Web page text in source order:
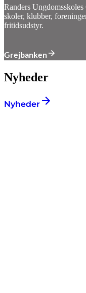
Randers
skoler, klubber,
fritidsudstyr.
Grejbanken
Nyheder
Nyheder